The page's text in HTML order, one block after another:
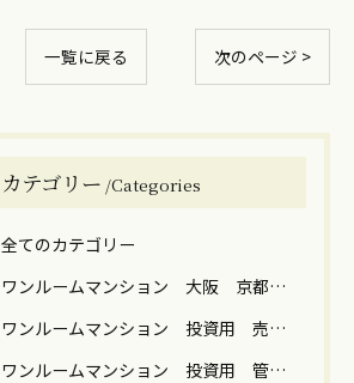
一覧に戻る 次のページ >
カテゴリー Categories
全てのカテゴリー
ワンルームマンション 大阪 京都 神戸 売却 築年数 高額
ワンルームマンション 投資用 売却 譲渡税
ワンルームマンション 投資用 管理 運用 売却 税金 関西 関東